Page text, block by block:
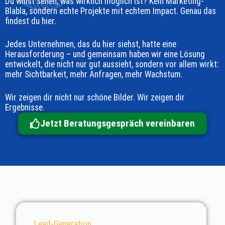
Blabla, sondern echte Projekte mit echtem Impact. Genau das
findest du hier.
Jedes Unternehmen, das du hier siehst, hatte eine
Herausforderung – und gemeinsam haben wir eine Lösung
entwickelt, die nicht nur gut aussieht, sondern vor allem wirkt:
mehr Sichtbarkeit, mehr Anfragen, mehr Wachstum.
Wir zeigen dir nicht nur schöne Bilder. Wir zeigen dir
Ergebnisse.
Jetzt Beratungsgespräch vereinbaren